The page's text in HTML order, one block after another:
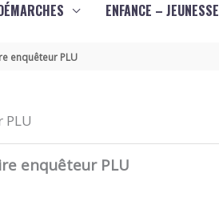
ENFANCE – JEUNESSE
enquêteur PLU
enquêteur PLU